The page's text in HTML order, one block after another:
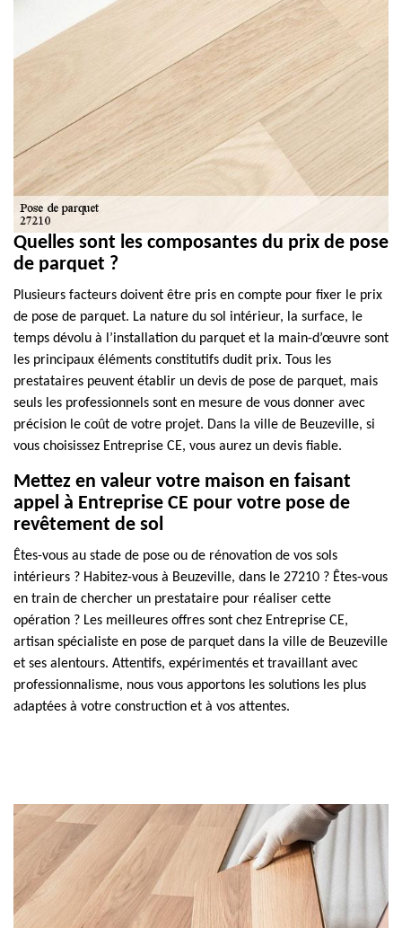
Quelles sont les composantes du prix de pose
de parquet ?
Plusieurs facteurs doivent être pris en compte pour fixer le prix
de pose de parquet. La nature du sol intérieur, la surface, le
temps dévolu à l’installation du parquet et la main-d’œuvre sont
les principaux éléments constitutifs dudit prix. Tous les
prestataires peuvent établir un devis de pose de parquet, mais
seuls les professionnels sont en mesure de vous donner avec
précision le coût de votre projet. Dans la ville de Beuzeville, si
vous choisissez Entreprise CE, vous aurez un devis fiable.
Mettez en valeur votre maison en faisant
appel à Entreprise CE pour votre pose de
revêtement de sol
Êtes-vous au stade de pose ou de rénovation de vos sols
intérieurs ? Habitez-vous à Beuzeville, dans le 27210 ? Êtes-vous
en train de chercher un prestataire pour réaliser cette
opération ? Les meilleures offres sont chez Entreprise CE,
artisan spécialiste en pose de parquet dans la ville de Beuzeville
et ses alentours. Attentifs, expérimentés et travaillant avec
professionnalisme, nous vous apportons les solutions les plus
adaptées à votre construction et à vos attentes.